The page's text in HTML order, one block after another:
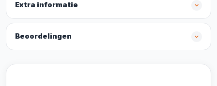
Extra informatie
Beoordelingen